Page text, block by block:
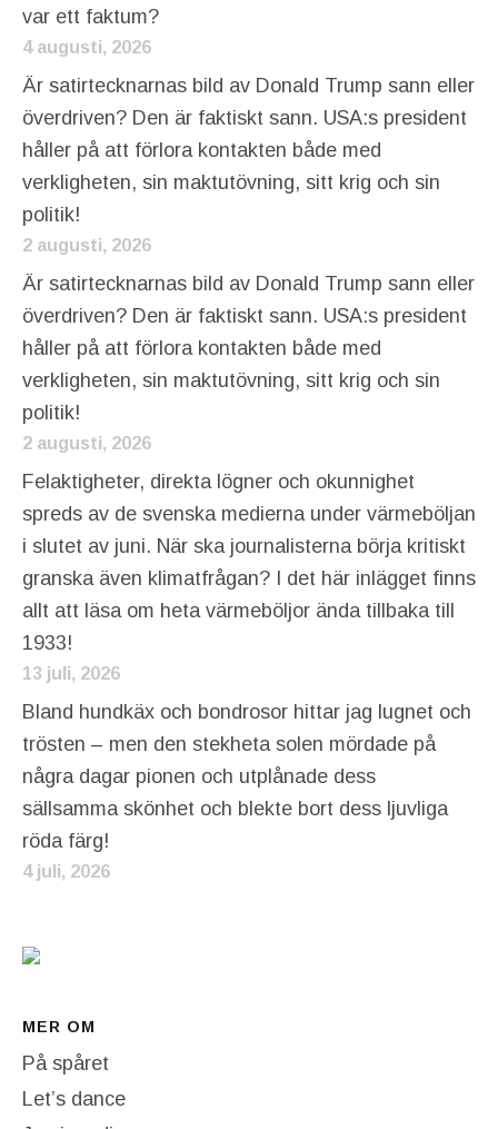
var ett faktum?
4 augusti, 2026
Är satirtecknarnas bild av Donald Trump sann eller
överdriven? Den är faktiskt sann. USA:s president
håller på att förlora kontakten både med
verkligheten, sin maktutövning, sitt krig och sin
politik!
2 augusti, 2026
Är satirtecknarnas bild av Donald Trump sann eller
överdriven? Den är faktiskt sann. USA:s president
håller på att förlora kontakten både med
verkligheten, sin maktutövning, sitt krig och sin
politik!
2 augusti, 2026
Felaktigheter, direkta lögner och okunnighet
spreds av de svenska medierna under värmeböljan
i slutet av juni. När ska journalisterna börja kritiskt
granska även klimatfrågan? I det här inlägget finns
allt att läsa om heta värmeböljor ända tillbaka till
1933!
13 juli, 2026
Bland hundkäx och bondrosor hittar jag lugnet och
trösten – men den stekheta solen mördade på
några dagar pionen och utplånade dess
sällsamma skönhet och blekte bort dess ljuvliga
röda färg!
4 juli, 2026
MER OM
På spåret
Let’s dance